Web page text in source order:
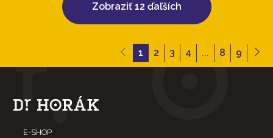
Zobraziť 12 ďaľších
1 2 3 4 ... 8 9
E-SHOP